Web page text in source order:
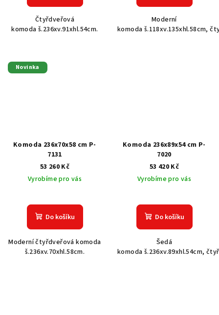
Čtyřdveřová
komoda š.236xv.91xhl.54cm.
Moderní
komoda š.118xv.135xhl.58cm,
Novinka
Komoda 236x70x58 cm P-
7131
53 260 Kč
Vyrobíme pro vás
Do košíku
Moderní čtyřdveřová komoda
š.236xv.70xhl.58cm.
Komoda 236x89x54 cm P-
7020
53 420 Kč
Vyrobíme pro vás
Do košíku
Šedá
komoda š.236xv.89xhl.54cm,